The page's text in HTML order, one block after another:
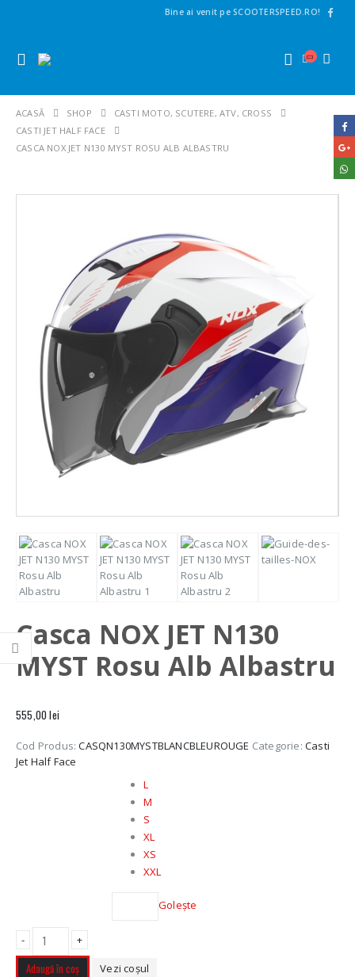
Bine ai venit pe SCOOTERSPEED.RO!
ACASĂ SHOP
CASTI MOTO, SCUTERE, ATV, CROSS
CASTI JET HALF FACE
CASCA NOX JET N130 MYST ROSU ALB ALBASTRU
Casca NOX JET N130
MYST Rosu Alb Albastru
555,00lei
Cod Produs:CASQN130MYSTBLANCBLEUROUGE Categorie:Casti
Jet Half Face
L
M
S
XL
XS
XXL
Golește
- +
Adaugă în coș Vezi coșul